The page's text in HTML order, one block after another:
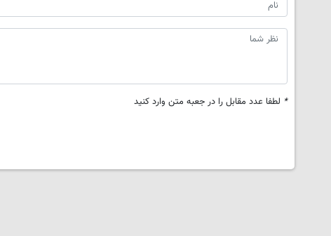
* لطفا عدد مقابل را در جعبه متن وارد کنید